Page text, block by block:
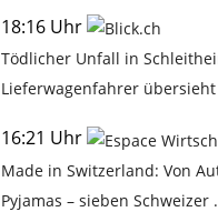
18:16 Uhr
Tödlicher Unfall in
Lieferwagenfahrer übersieht
16:21 Uhr
Made in Switzerland: Von
Pyjamas – sieben Schweizer